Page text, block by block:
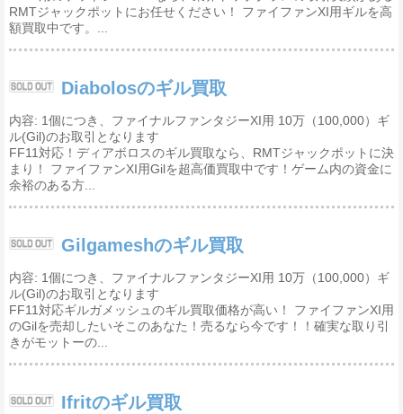
RMTジャックポットにお任せください！ ファイファンXI用ギルを高
額買取中です。...
Diabolosのギル買取
内容: 1個につき、ファイナルファンタジーXI用 10万（100,000）ギ
ル(Gil)のお取引となります
FF11対応！ディアボロスのギル買取なら、RMTジャックポットに決
まり！ ファイファンXI用Gilを超高価買取中です！ゲーム内の資金に
余裕のある方...
Gilgameshのギル買取
内容: 1個につき、ファイナルファンタジーXI用 10万（100,000）ギ
ル(Gil)のお取引となります
FF11対応ギルガメッシュのギル買取価格が高い！ ファイファンXI用
のGilを売却したいそこのあなた！売るなら今です！！確実な取り引
きがモットーの...
Ifritのギル買取